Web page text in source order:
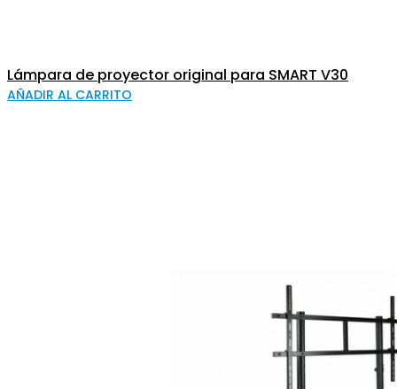
Lámpara de proyector original para SMART V30
AÑADIR AL CARRITO